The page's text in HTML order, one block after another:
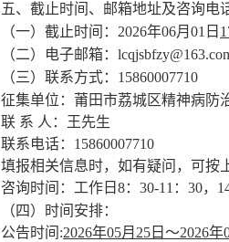
五、截止时间、邮箱地址及咨询电
（一）截止时间： 2026年06月 01 日
（二）电子邮箱：
（三）联系方式： 15860007710
征集单位：莆田市荔城区精神病防
联 系 人：王先生
联系电话： 15860007710
填报相关信息时，如有疑问， 可按
咨询时间：工作日 8：30-11 ： 30，
（四）时间安排：
公告时间 :2026年05月25日～2026年